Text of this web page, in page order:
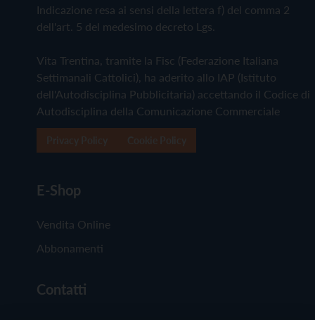
Indicazione resa ai sensi della lettera f) del comma 2
dell'art. 5 del medesimo decreto Lgs.
Vita Trentina, tramite la Fisc (Federazione Italiana
Settimanali Cattolici), ha aderito allo IAP (Istituto
dell'Autodisciplina Pubblicitaria) accettando il Codice di
Autodisciplina della Comunicazione Commerciale
E-Shop
Vendita Online
Abbonamenti
Contatti